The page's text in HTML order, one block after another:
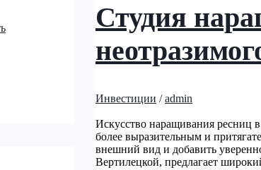
Студия
Инвестиции /admin
Искусство наращивания ресниц
более выразительным и
внешний вид и добавить
Вертилецкой, предлагает